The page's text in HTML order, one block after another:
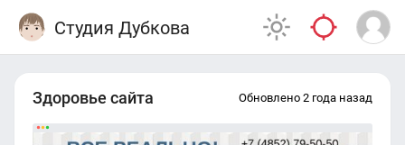
Студия Дубкова
Здоровье сайта Обновлено 2 года назад